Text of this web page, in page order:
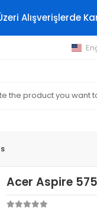
Alışverişlerde
Acer Aspire